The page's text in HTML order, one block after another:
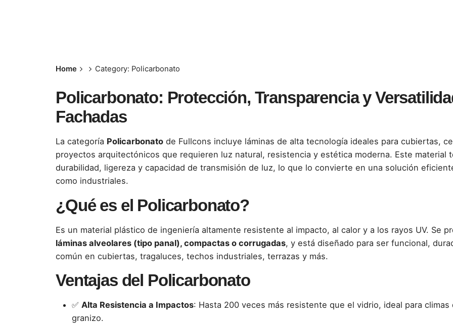
Home Category: Policarbonato
Policarbonato: Protección, Transparencia y
Fachadas
La categoría Policarbonato de Fullcons incluye láminas de alta tecnología ideales para cubiertas,
proyectos arquitectónicos que requieren luz natural, resistencia y estética moderna. Este material
durabilidad, ligereza y capacidad de transmisión de luz, lo que lo convierte en una solución
como industriales.
¿Qué es el Policarbonato?
Es un material plástico de ingeniería altamente resistente al impacto, al calor y a los rayos UV. Se
láminas alveolares (tipo panal), compactas o corrugadas, y está diseñado para ser funcional,
común en cubiertas, tragaluces, techos industriales, terrazas y más.
Ventajas del Policarbonato
✅Alta Resistencia a Impactos: Hasta 200 veces más resistente que el vidrio, ideal para
granizo.